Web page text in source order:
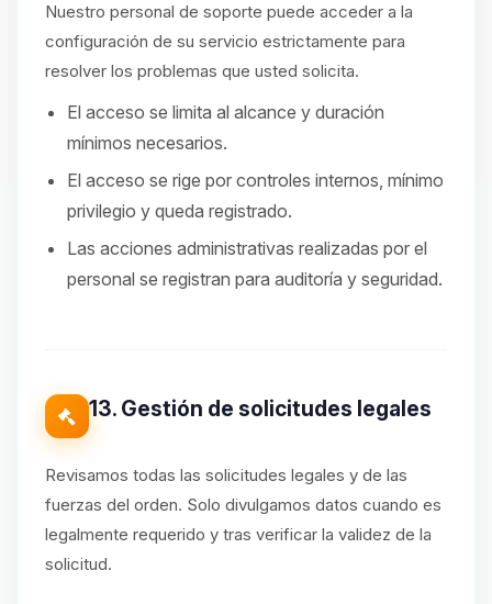
Nuestro personal de soporte puede acceder a la
configuración de su servicio estrictamente para
resolver los problemas que usted solicita.
El acceso se limita al alcance y duración
mínimos necesarios.
El acceso se rige por controles internos, mínimo
privilegio y queda registrado.
Las acciones administrativas realizadas por el
personal se registran para auditoría y seguridad.
13. Gestión de solicitudes legales
Revisamos todas las solicitudes legales y de las
fuerzas del orden. Solo divulgamos datos cuando es
legalmente requerido y tras verificar la validez de la
solicitud.